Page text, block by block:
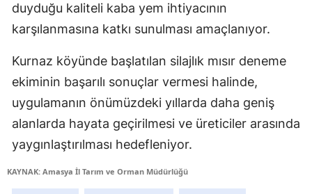
duyduğu kaliteli kaba yem ihtiyacının
karşılanmasına katkı sunulması amaçlanıyor.
Kurnaz köyünde başlatılan silajlık mısır deneme
ekiminin başarılı sonuçlar vermesi halinde,
uygulamanın önümüzdeki yıllarda daha geniş
alanlarda hayata geçirilmesi ve üreticiler arasında
yaygınlaştırılması hedefleniyor.
KAYNAK: Amasya İl Tarım ve Orman Müdürlüğü